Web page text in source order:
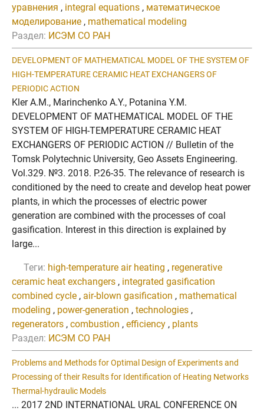
уравнения , integral equations , математическое
моделирование , mathematical modeling
Раздел: ИСЭМ СО РАН
DEVELOPMENT OF MATHEMATICAL MODEL OF THE SYSTEM OF
HIGH-TEMPERATURE CERAMIC HEAT EXCHANGERS OF
PERIODIC ACTION
Kler A.M., Marinchenko A.Y., Potanina Y.M.
DEVELOPMENT OF MATHEMATICAL MODEL OF THE
SYSTEM OF HIGH-TEMPERATURE CERAMIC HEAT
EXCHANGERS OF PERIODIC ACTION // Bulletin of the
Tomsk Polytechnic University, Geo Assets Engineering.
Vol.329. №3. 2018. P.26-35. The relevance of research is
conditioned by the need to create and develop heat power
plants, in which the processes of electric power
generation are combined with the processes of coal
gasification. Interest in this direction is explained by
large...
Теги: high-temperature air heating , regenerative
ceramic heat exchangers , integrated gasification
combined cycle , air-blown gasification , mathematical
modeling , power-generation , technologies ,
regenerators , combustion , efficiency , plants
Раздел: ИСЭМ СО РАН
Problems and Methods for Optimal Design of Experiments and
Processing of their Results for Identification of Heating Networks
Thermal-hydraulic Models
... 2017 2ND INTERNATIONAL URAL CONFERENCE ON